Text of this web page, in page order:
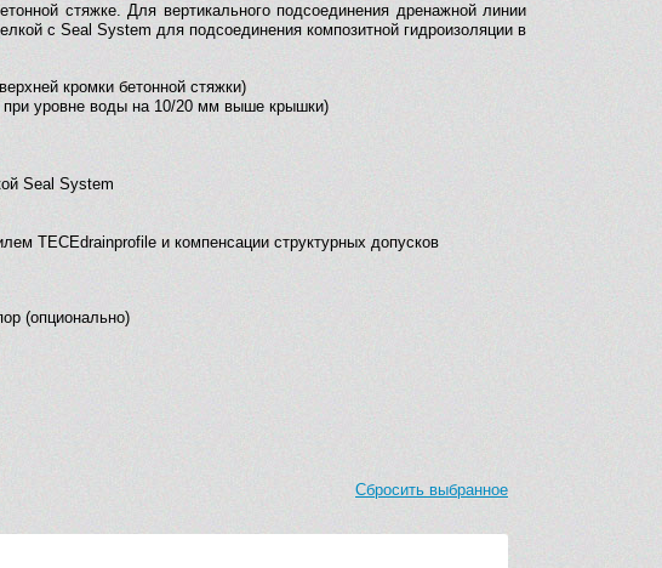
стяжке. Для вертикального подсоединения дренажной линии
с Seal System для подсоединения композитной гидроизоляции в
кромки бетонной стяжки)
при уровне воды на 10/20 мм выше крышки)
Seal System
TECEdrainprofile и компенсации структурных допусков
(опционально)
Сбросить выбранное